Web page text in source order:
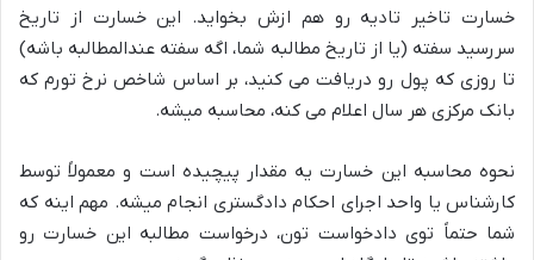
خسارت تاخیر تادیه رو هم ازش بخواید. این خسارت از تاریخ
سررسید سفته (یا از تاریخ مطالبه شما، اگه سفته عندالمطالبه باشه)
تا روزی که پول رو دریافت می کنید، بر اساس شاخص نرخ تورم که
بانک مرکزی هر سال اعلام می کنه، محاسبه میشه.
نحوه محاسبه این خسارت یه مقدار پیچیده است و معمولاً توسط
کارشناس یا واحد اجرای احکام دادگستری انجام میشه. مهم اینه که
شما حتماً توی دادخواست تون، درخواست مطالبه این خسارت رو